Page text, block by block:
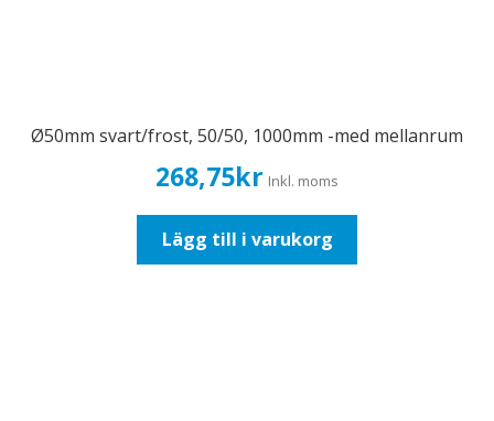
Ø50mm svart/frost, 50/50, 1000mm -med mellanrum
268,75kr Inkl. moms
Lägg till i varukorg